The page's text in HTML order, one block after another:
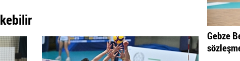
Gebze